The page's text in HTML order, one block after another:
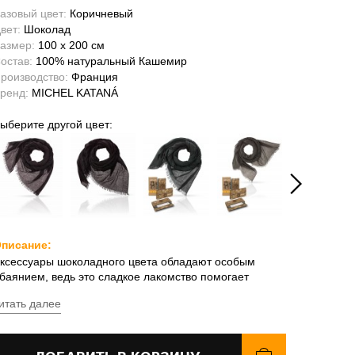
цвет: Коричневый
Шоколад
100 x 200 см
100% натуральный Кашемир
Франция
MICHEL KATANÁ
другой цвет:
шоколадного цвета обладают особым
ведь это сладкое лакомство помогает
у нас с самыми приятными моментами.
усиливает этот эффект – в «шоколадный»
палантин Michel Kataná хочется завернуться целиком!
далее